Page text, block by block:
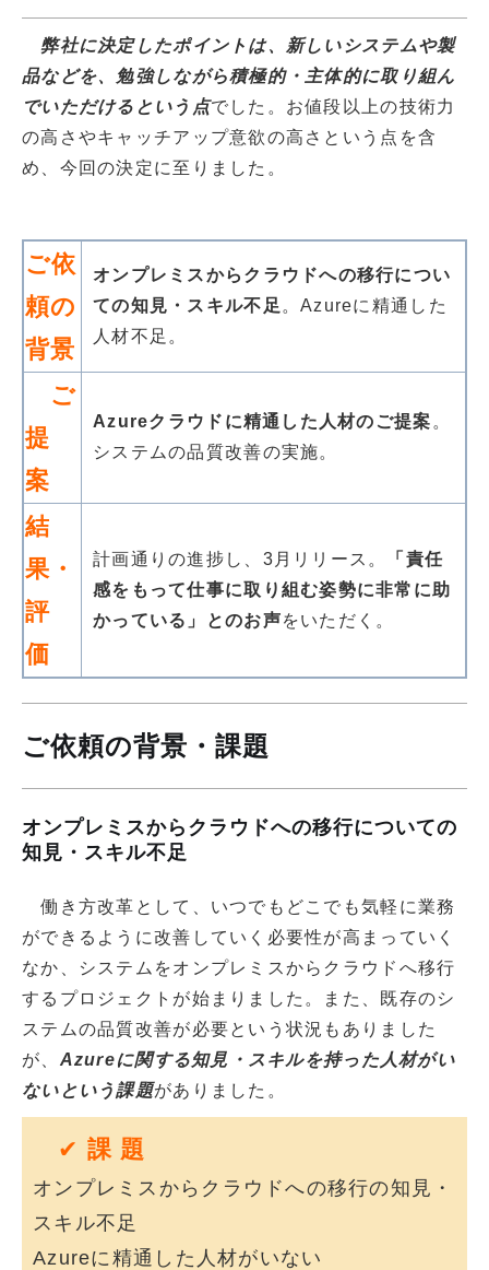
弊社に決定したポイントは、新しいシステムや製
品などを、勉強しながら積極的・主体的に取り組ん
でいただけるという点でした。お値段以上の技術力
の高さやキャッチアップ意欲の高さという点を含
め、今回の決定に至りました。
ご依
頼の
背景
オンプレミスからクラウドへの移行につい
ての知見・スキル不足 。Azureに精通した
人材不足。
ご
提
案
Azureクラウドに精通した人材のご提案 。
システムの品質改善の実施。
結
果・
評
価
計画通りの進捗し、3月リリース。
「責任
感をもって仕事に取り組む姿勢に非常に助
かっている」とのお声をいただく。
ご依頼の背景・課題
オンプレミスからクラウドへの移行についての
知見・スキル不足
働き方改革として、いつでもどこでも気軽に業務
ができるように改善していく必要性が高まっていく
なか、システムをオンプレミスからクラウドへ移行
するプロジェクトが始まりました。また、既存のシ
ステムの品質改善が必要という状況もありました
が、 Azureに関する知見・スキルを持った人材がい
ないという課題がありました。
✔ 課 題
オンプレミスからクラウドへの移行の知見・
スキル不足
Azureに精通した人材がいない